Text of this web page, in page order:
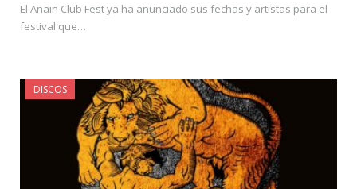
El Anain Club Fest ya ha anunciado sus fechas y artistas para el
festival que…
DISCOS